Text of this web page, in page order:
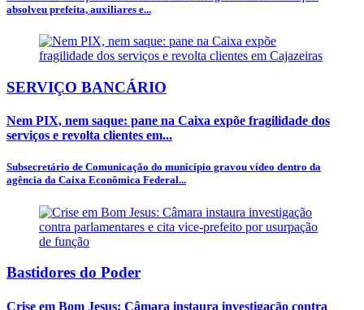
absolveu prefeita, auxiliares e...
SERVIÇO BANCÁRIO
Nem PIX, nem saque: pane na Caixa expõe fragilidade dos
serviços e revolta clientes em...
Subsecretário de Comunicação do município gravou vídeo dentro da
agência da Caixa Econômica Federal...
Bastidores do Poder
Crise em Bom Jesus: Câmara instaura investigação contra